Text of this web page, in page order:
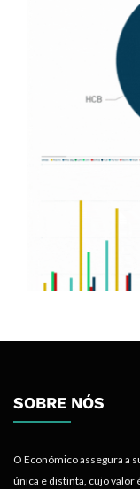
SOBRE NÓS
O Económico assegura a
única e distinta, cujo valor